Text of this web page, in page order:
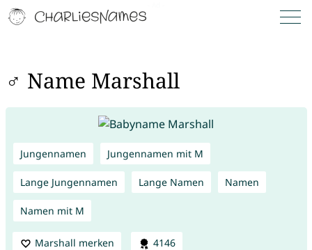
♂ Name Marshall
Jungennamen Jungennamen mit M
Lange Jungennamen Lange Namen Namen
Namen mit M
Marshall merken 4146